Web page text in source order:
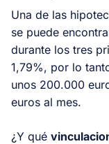
Una de las
se puede
durante los tres
1,79%, por lo
unos 200.000
euros al mes.
¿Y qué